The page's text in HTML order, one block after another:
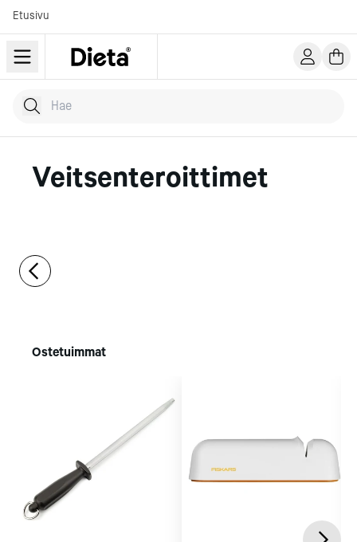
Etusivu
Hae tuotteita
Kirjoita hakusana...
Veitsenteroittimet
Ostetuimmat